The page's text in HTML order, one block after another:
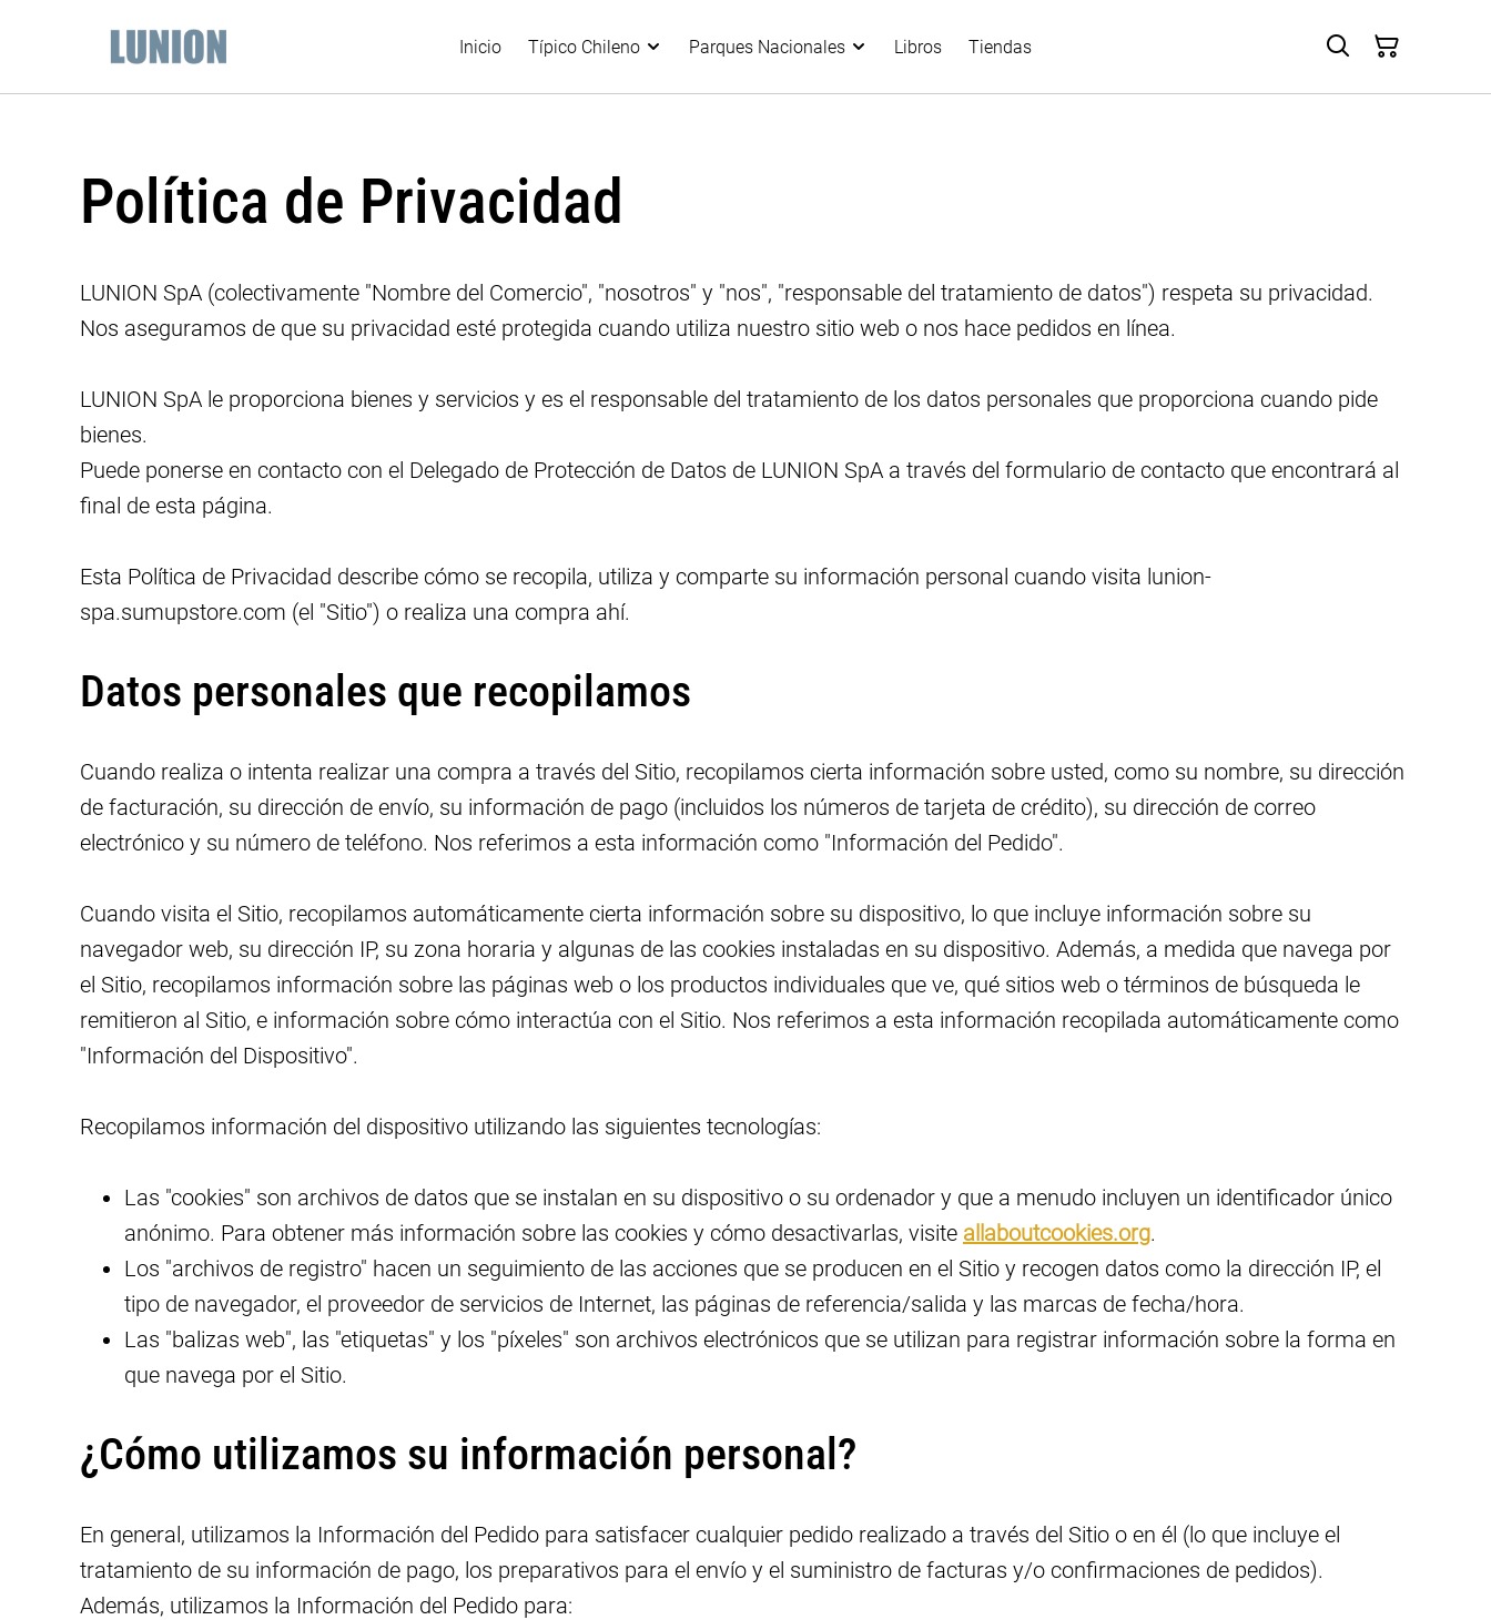
Inicio Típico Chileno Parques Nacionales Libros Tiendas
Política de Privacidad
LUNION SpA (colectivamente "Nombre del Comercio", "nosotros" y "nos", "responsable del tratamiento de datos") respeta su privacidad.
Nos aseguramos de que su privacidad esté protegida cuando utiliza nuestro sitio web o nos hace pedidos en línea.
LUNION SpA le proporciona bienes y servicios y es el responsable del tratamiento de los datos personales que proporciona cuando pide
bienes.
Puede ponerse en contacto con el Delegado de Protección de Datos de LUNION SpA a través del formulario de contacto que encontrará al
final de esta página.
Esta Política de Privacidad describe cómo se recopila, utiliza y comparte su información personal cuando visita lunion-
spa.sumupstore.com (el "Sitio") o realiza una compra ahí.
Datos personales que recopilamos
Cuando realiza o intenta realizar una compra a través del Sitio, recopilamos cierta información sobre usted, como su nombre, su dirección
de facturación, su dirección de envío, su información de pago (incluidos los números de tarjeta de crédito), su dirección de correo
electrónico y su número de teléfono. Nos referimos a esta información como "Información del Pedido".
Cuando visita el Sitio, recopilamos automáticamente cierta información sobre su dispositivo, lo que incluye información sobre su
navegador web, su dirección IP, su zona horaria y algunas de las cookies instaladas en su dispositivo. Además, a medida que navega por
el Sitio, recopilamos información sobre las páginas web o los productos individuales que ve, qué sitios web o términos de búsqueda le
remitieron al Sitio, e información sobre cómo interactúa con el Sitio. Nos referimos a esta información recopilada automáticamente como
"Información del Dispositivo".
Recopilamos información del dispositivo utilizando las siguientes tecnologías:
Las "cookies" son archivos de datos que se instalan en su dispositivo o su ordenador y que a menudo incluyen un identificador único
anónimo. Para obtener más información sobre las cookies y cómo desactivarlas, visite allaboutcookies.org.
Los "archivos de registro" hacen un seguimiento de las acciones que se producen en el Sitio y recogen datos como la dirección IP, el
tipo de navegador, el proveedor de servicios de Internet, las páginas de referencia/salida y las marcas de fecha/hora.
Las "balizas web", las "etiquetas" y los "píxeles" son archivos electrónicos que se utilizan para registrar información sobre la forma en
que navega por el Sitio.
¿Cómo utilizamos su información personal?
En general, utilizamos la Información del Pedido para satisfacer cualquier pedido realizado a través del Sitio o en él (lo que incluye el
tratamiento de su información de pago, los preparativos para el envío y el suministro de facturas y/o confirmaciones de pedidos).
Además, utilizamos la Información del Pedido para: